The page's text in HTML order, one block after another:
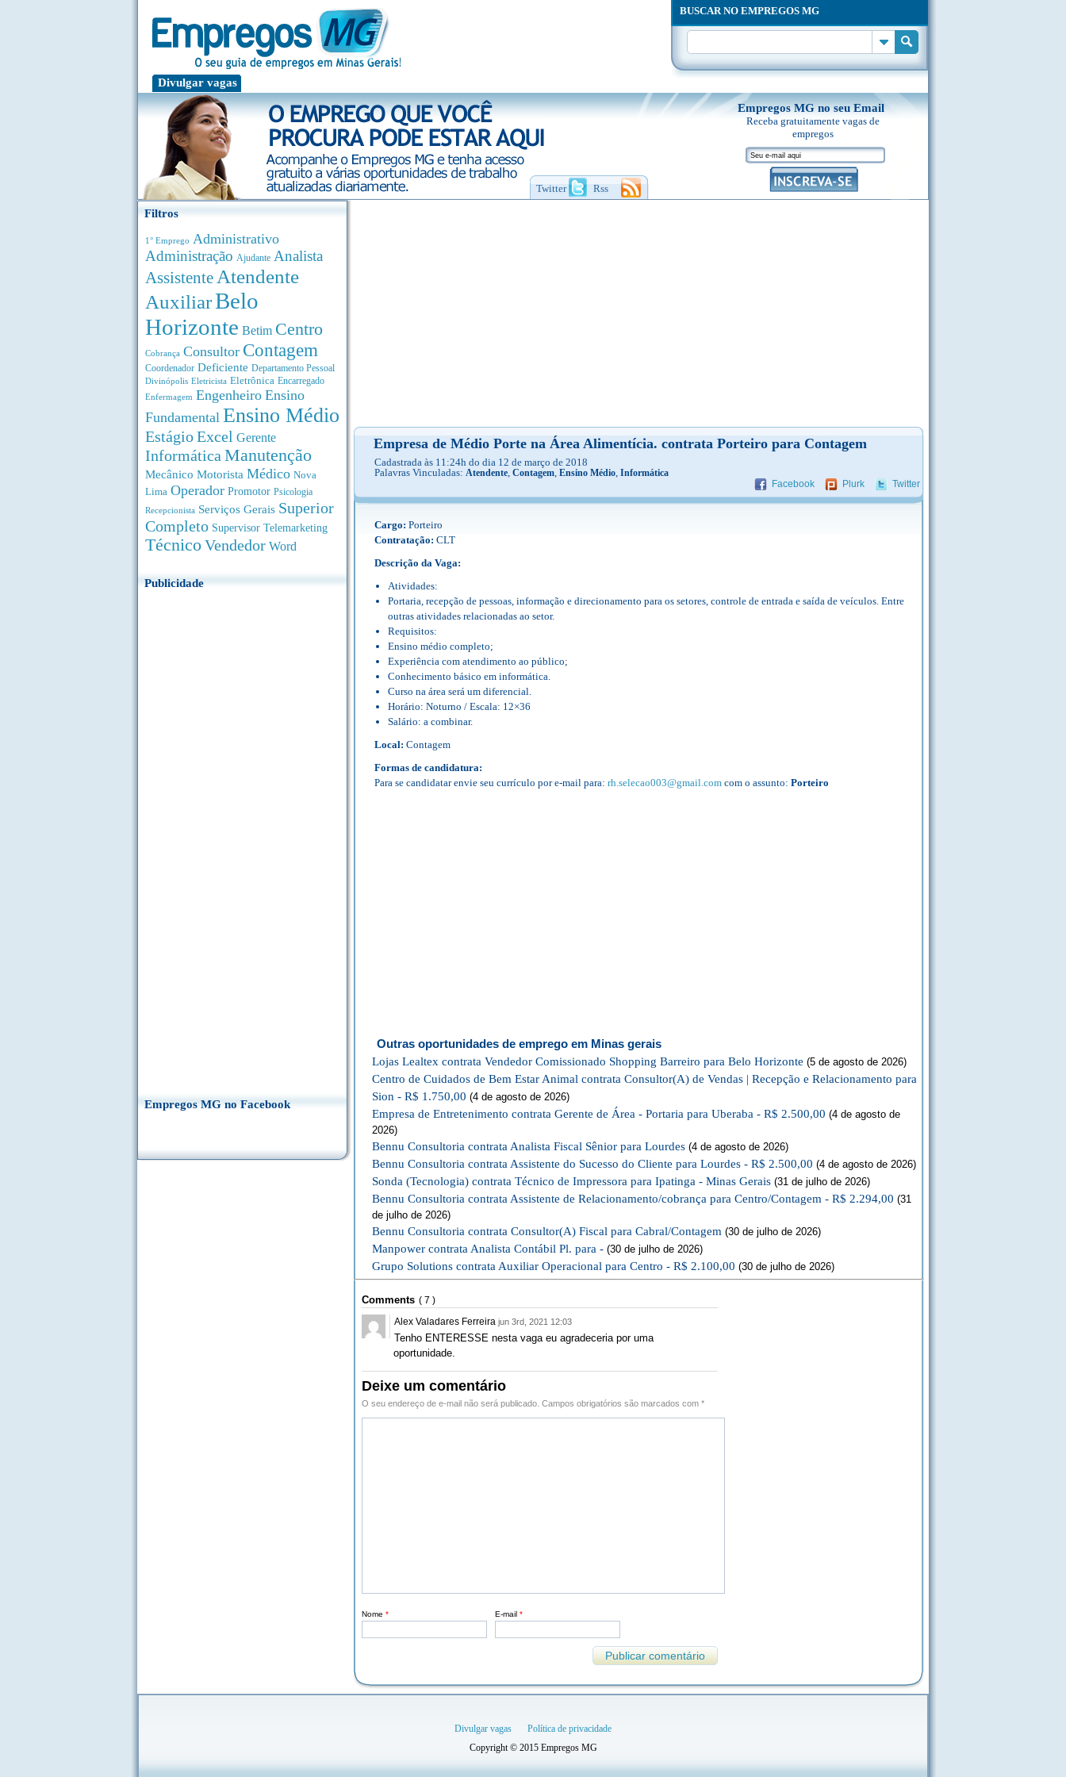
Divulgar vagas
BUSCAR NO EMPREGOS MG
Twitter Rss
Empregos MG no seu Email
Receba gratuitamente vagas de
empregos
Filtros
1° Emprego Administrativo
Administração Ajudante Analista
Assistente Atendente
AuxiliarBelo
Horizonte Betim Centro
Cobrança Consultor Contagem
Coordenador Deficiente Departamento Pessoal
Divinópolis Eletricista Eletrônica Encarregado
Enfermagem Engenheiro Ensino
Fundamental Ensino Médio
EstágioExcel Gerente
Informática Manutenção
Mecânico Motorista Médico Nova
Lima Operador Promotor Psicologia
Recepcionista Serviços Gerais Superior
Completo Supervisor Telemarketing
TécnicoVendedor Word
Publicidade
Empregos MG no Facebook
Empresa de Médio Porte na Área Alimentícia. contrata Porteiro para Contagem
Cadastrada às 11:24h do dia 12 de março de 2018
Palavras Vinculadas: Atendente, Contagem, Ensino Médio, Informática
Facebook
Plurk Twitter
Cargo: Porteiro
Contratação: CLT
Descrição da Vaga:
Atividades:
Portaria, recepção de pessoas, informação e direcionamento para os setores, controle de entrada e saída de veículos. Entre
outras atividades relacionadas ao setor.
Requisitos:
Ensino médio completo;
Experiência com atendimento ao público;
Conhecimento básico em informática.
Curso na área será um diferencial.
Horário: Noturno / Escala: 12×36
Salário: a combinar.
Local: Contagem
Formas de candidatura:
Para se candidatar envie seu currículo por e-mail para: rh.selecao003@gmail.com com o assunto: Porteiro
Outras oportunidades de emprego em Minas gerais
Lojas Lealtex contrata Vendedor Comissionado Shopping Barreiro para Belo Horizonte (5 de agosto de 2026)
Centro de Cuidados de Bem Estar Animal contrata Consultor(A) de Vendas | Recepção e Relacionamento para
Sion - R$ 1.750,00 (4 de agosto de 2026)
Empresa de Entretenimento contrata Gerente de Área - Portaria para Uberaba - R$ 2.500,00 (4 de agosto de
2026)
Bennu Consultoria contrata Analista Fiscal Sênior para Lourdes (4 de agosto de 2026)
Bennu Consultoria contrata Assistente do Sucesso do Cliente para Lourdes - R$ 2.500,00 (4 de agosto de 2026)
Sonda (Tecnologia) contrata Técnico de Impressora para Ipatinga - Minas Gerais (31 de julho de 2026)
Bennu Consultoria contrata Assistente de Relacionamento/cobrança para Centro/Contagem - R$ 2.294,00 (31
de julho de 2026)
Bennu Consultoria contrata Consultor(A) Fiscal para Cabral/Contagem (30 de julho de 2026)
Manpower contrata Analista Contábil Pl. para - (30 de julho de 2026)
Grupo Solutions contrata Auxiliar Operacional para Centro - R$ 2.100,00 (30 de julho de 2026)
Comments ( 7 )
Alex Valadares Ferreira jun 3rd, 2021 12:03
Tenho ENTERESSE nesta vaga eu agradeceria por uma
oportunidade.
Deixe um comentário
O seu endereço de e-mail não será publicado. Campos obrigatórios são marcados com *
Nome * E-mail *
Divulgar vagas
Política de privacidade
Copyright © 2015 Empregos MG